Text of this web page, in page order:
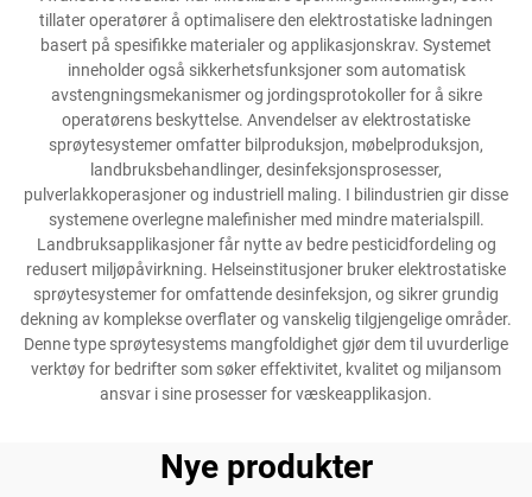
tillater operatører å optimalisere den elektrostatiske ladningen
basert på spesifikke materialer og applikasjonskrav. Systemet
inneholder også sikkerhetsfunksjoner som automatisk
avstengningsmekanismer og jordingsprotokoller for å sikre
operatørens beskyttelse. Anvendelser av elektrostatiske
sprøytesystemer omfatter bilproduksjon, møbelproduksjon,
landbruksbehandlinger, desinfeksjonsprosesser,
pulverlakkoperasjoner og industriell maling. I bilindustrien gir disse
systemene overlegne malefinisher med mindre materialspill.
Landbruksapplikasjoner får nytte av bedre pesticidfordeling og
redusert miljøpåvirkning. Helseinstitusjoner bruker elektrostatiske
sprøytesystemer for omfattende desinfeksjon, og sikrer grundig
dekning av komplekse overflater og vanskelig tilgjengelige områder.
Denne type sprøytesystems mangfoldighet gjør dem til uvurderlige
verktøy for bedrifter som søker effektivitet, kvalitet og miljansom
ansvar i sine prosesser for væskeapplikasjon.
Nye produkter